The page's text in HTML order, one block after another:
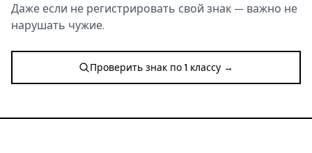
Даже если не регистрировать свой знак — важно не
нарушать чужие.
Проверить знак по 1 классу →